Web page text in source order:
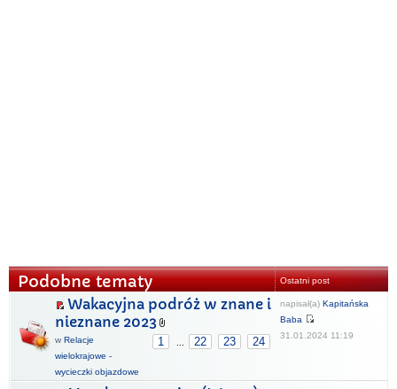
Podobne tematy Ostatni post
Wakacyjna podróż w znane i
nieznane 2023
1 22 23 24
w Relacje
wielokrajowe -
wycieczki objazdowe
napisał(a) Kapitańska
Baba
31.01.2024 11:19